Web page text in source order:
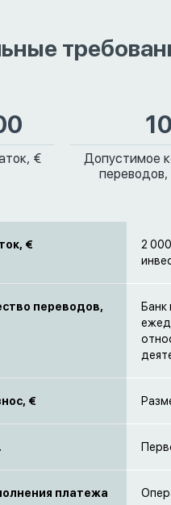
€
10
Допустимое
€
2
переводов,
€
платежа